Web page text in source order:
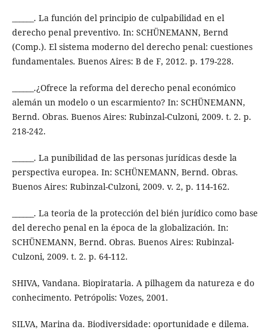
______. La función del principio de culpabilidad en el
derecho penal preventivo. In: SCHÜNEMANN, Bernd
(Comp.). El sistema moderno del derecho penal: cuestiones
fundamentales. Buenos Aires: B de F, 2012. p. 179-228.
______.¿Ofrece la reforma del derecho penal económico
alemán un modelo o un escarmiento? In: SCHÜNEMANN,
Bernd. Obras. Buenos Aires: Rubinzal-Culzoni, 2009. t. 2. p.
218-242.
______. La punibilidad de las personas jurídicas desde la
perspectiva europea. In: SCHÜNEMANN, Bernd. Obras.
Buenos Aires: Rubinzal-Culzoni, 2009. v. 2, p. 114-162.
______. La teoria de la protección del bién jurídico como base
del derecho penal en la época de la globalización. In:
SCHÜNEMANN, Bernd. Obras. Buenos Aires: Rubinzal-
Culzoni, 2009. t. 2. p. 64-112.
SHIVA, Vandana. Biopirataria. A pilhagem da natureza e do
conhecimento. Petrópolis: Vozes, 2001.
SILVA, Marina da. Biodiversidade: oportunidade e dilema.